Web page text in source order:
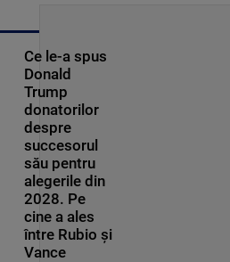
Ce le-a spus
Donald
Trump
donatorilor
despre
succesorul
său pentru
alegerile din
2028. Pe
cine a ales
între Rubio și
Vance